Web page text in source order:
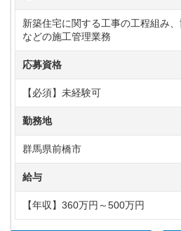
新築住宅に関する工事の工程組み
などの施工管理業務
応募資格
【必須】未経験可
勤務地
群馬県前橋市
給与
【年収】360万円～500万円